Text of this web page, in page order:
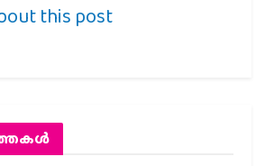
this post